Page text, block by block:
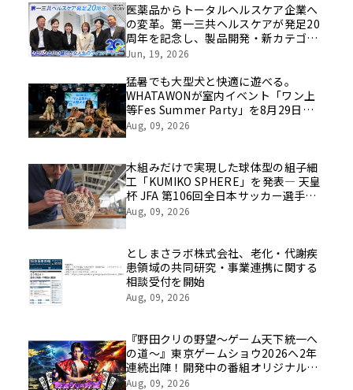
医薬品からトータルヘルスケア企業へ
の変革。第一三共ヘルスケアが発足20
周年を記念し、製品開発・新カテゴリ
挑戦の舞台や旧社統合時のエピソード
像を公開！
Jun, 19, 2026
猛暑でも大型犬と快適に遊べる。
WHATAWONが室内イベント「ワン上
等Fes Summer Party」を8月29日開
催
Aug, 09, 2026
木組みだけで実現した球体型の組子細
工「KUMIKO SPHERE」を発表― 天皇
杯 JFA 第106回全日本サッカー選手権
大会の公式ビジュアルにも採用 ―
Aug, 09, 2026
としまさラボ株式会社、老化・代謝疾
患領域の共同研究・事業連携に関する
相談受付を開始
Aug, 09, 2026
『野田クリの野望～ゲーム天下統一へ
の道～』東京ゲームショウ2026へ2年
連続出陣！開発中の番組オリジナルゲ
ームを世界最速体験！失敗したら即
Aug, 09, 2026